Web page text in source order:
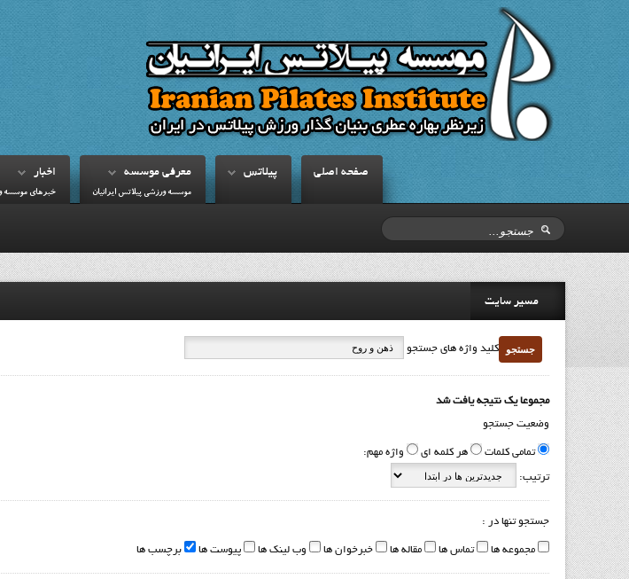
صفحه اصلي پيلاتس معرفي موسسه
موسسه ورزشي پيلاتس ايرانيان
اخبار
خبرهاي موسسه و
مسیر سایت
کلید واژه های جستجو جستجو
مجموعا یک نتیجه یافت شد
وضعیت جستجو
تمامی کلمات هر کلمه ای واژه مهم:
ترتیب:
جستجو تنها در :
مجموعه ها تماس ها مقاله ها خبرخوان ها وب لینک ها پیوست ها برچسب ها